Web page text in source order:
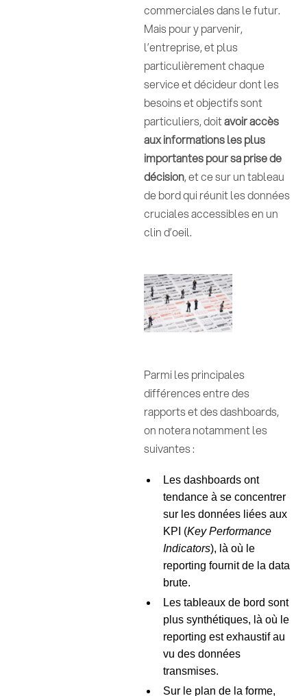
commerciales dans le futur.
Mais pour y parvenir,
l’entreprise, et plus
particulièrement chaque
service et décideur dont les
besoins et objectifs sont
particuliers, doitavoir accès
aux informations les plus
importantes pour sa prise de
décision, et ce sur un tableau
de bord qui réunit les données
cruciales accessibles en un
clin d’oeil.
Parmi les principales
différences entre des
rapports et des dashboards,
on notera notamment les
suivantes :
Les dashboards ont
tendance à se concentrer
sur les données liées aux
KPI (Key Performance
Indicators), là où le
reporting fournit de la data
brute.
Les tableaux de bord sont
plus synthétiques, là où le
reporting est exhaustif au
vu des données
transmises.
Sur le plan de la forme,